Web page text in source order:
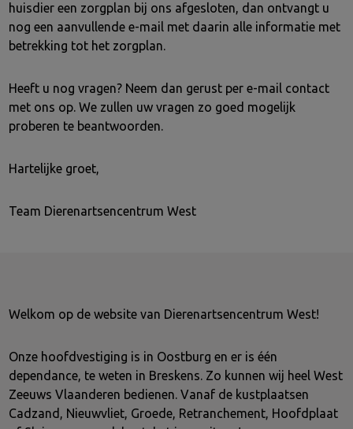
huisdier een zorgplan bij ons afgesloten, dan ontvangt u
nog een aanvullende e-mail met daarin alle informatie met
betrekking tot het zorgplan.
Heeft u nog vragen? Neem dan gerust per e-mail contact
met ons op. We zullen uw vragen zo goed mogelijk
proberen te beantwoorden.
Hartelijke groet,
Team Dierenartsencentrum West
Welkom op de website van Dierenartsencentrum West!
Onze hoofdvestiging is in Oostburg en er is één
dependance, te weten in Breskens. Zo kunnen wij heel West
Zeeuws Vlaanderen bedienen. Vanaf de kustplaatsen
Cadzand, Nieuwvliet, Groede, Retranchement, Hoofdplaat